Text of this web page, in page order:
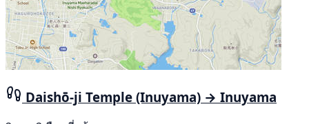
Daishō-ji Temple (Inuyama) → Inuyama